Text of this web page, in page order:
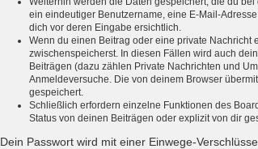
ein eindeutiger Benutzername, eine E-Mail-
dich vor deren Eingabe ersichtlich.
Wenn du einen Beitrag oder eine private
zwischenspeicherst. In diesen Fällen wird auch
Beiträgen (dazu zählen Private Nachrichten und
Anmeldeversuche. Die von deinem Browser
gespeichert.
Schließlich erfordern einzelne Funktionen des
Status von deinen Beiträgen oder explizit von dir
Dein Passwort wird mit einer Einwege-